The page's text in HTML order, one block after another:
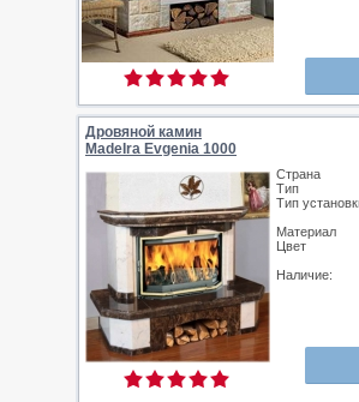
Дровяной камин
MadeIra Evgenia 1000
Страна
Тип
Тип
Материал
Цвет
Наличие: